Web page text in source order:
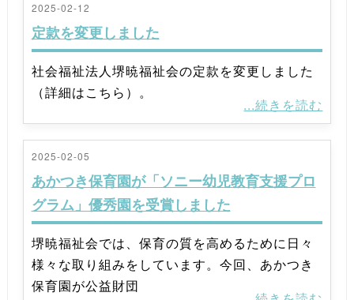
2025-02-12
定款を変更しました
社会福祉法人堺暁福祉会の定款を変更しました
（詳細はこちら）。
...続きを読む
2025-02-05
あかつき保育園が「ソニー幼児教育支援プロ
グラム」優秀園を受賞しました
堺暁福祉会では、保育の質を高めるために日々
様々な取り組みをしています。今回、あかつき
保育園が公益財団